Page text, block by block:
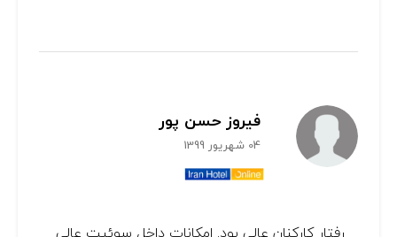
فیروز حسن پور
04 شهریور 1399